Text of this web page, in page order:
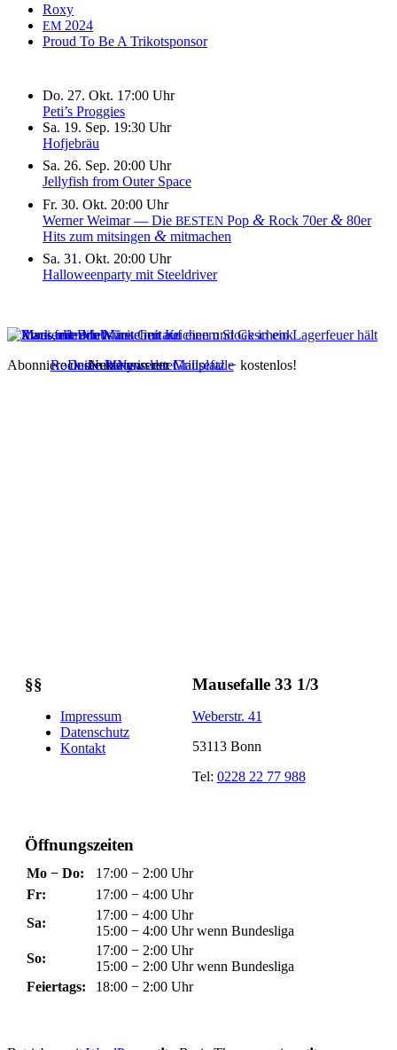
Roxy
EM 2024
Proud To Be A Trikotsponsor
Do. 27. Okt. 17:00 Uhr
Peti’s Proggies
Sa. 19. Sep. 19:30 Uhr
Hofjebräu
Sa. 26. Sep. 20:00 Uhr
Jellyfish from Outer Space
Fr. 30. Okt. 20:00 Uhr
Werner Weimar — Die BESTEN Pop & Rock 70er& 80er
Hits zum mitsingen & mitmachen
Sa. 31. Okt. 20:00 Uhr
Halloweenparty mit Steeldriver
Abonniere unserenNewsletter
Deine Party in der Mausefalle
Nutze unserenGrillplatz− kostenlos!
Rock die Maus
§§
Impressum
Datenschutz
Kontakt
Mausefalle 33 1/3
Weberstr. 41
53113 Bonn
Tel: 0228 22 77 988
Öffnungszeiten
Mo − Do:
17:00 − 2:00 Uhr
Fr:
17:00 − 4:00 Uhr
Sa:
17:00 − 4:00 Uhr
15:00 − 4:00 Uhr wenn Bundesliga
So:
17:00 − 2:00 Uhr
15:00 − 2:00 Uhr wenn Bundesliga
Feiertags:
18:00 − 2:00 Uhr